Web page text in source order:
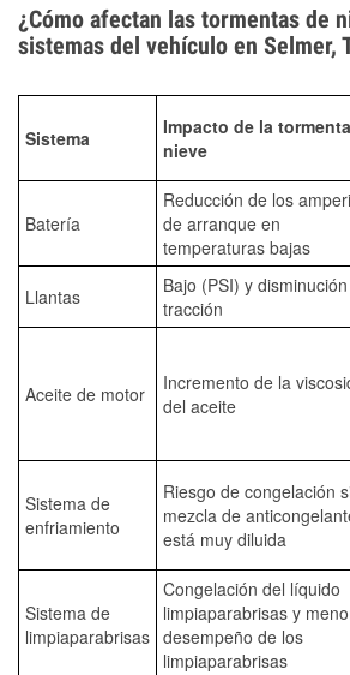
¿Cómo afectan las tormentas de
sistemas del vehículo en Selmer,
Sistema
Impacto de la
nieve
Batería
Reducción de los
de arranque en
temperaturas bajas
Llantas
Bajo (PSI) y
tracción
Aceite de motor
Incremento de la
del aceite
Sistema de
enfriamiento
Riesgo de congelación
mezcla de
está muy diluida
Sistema de
limpiaparabrisas
Congelación del líquido
limpiaparabrisas y
desempeño de los
limpiaparabrisas